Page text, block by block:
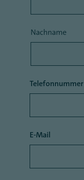
Nachname
Telefonnummer
E-Mail